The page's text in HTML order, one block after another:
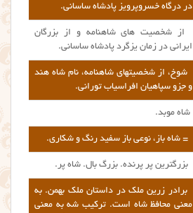
در درگاه خسروپرویز پادشاه ساسانی.
از شخصیت های شاهنامه و از بزرگان
ایرانی در زمان یزگرد پادشاه ساسانی.
شوخ، از شخصیتهای شاهنامه، نام شاه هند
و جزو سپاهیان افراسیاب تورانی.
شاه موبد.
= شاه باز، نوعی باز سفید رنگ و شکاری.
بزرگترین پر پرنده. بزرگ بال. شاه پر.
برادر زرین ملک در داستان ملک بهمن. به
معنی محافظ شاه است. ترکیب شه به معنی